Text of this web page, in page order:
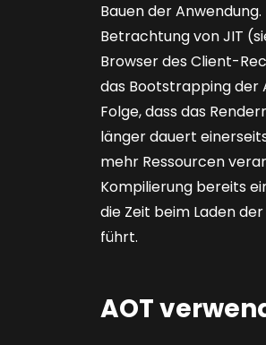
Bauen der
Betrachtung von JIT
Browser des Client-
das Bootstrapping der
Folge, dass das
länger dauert
mehr Ressourcen
Kompilierung bereits
die Zeit beim Laden
führt.
AOT